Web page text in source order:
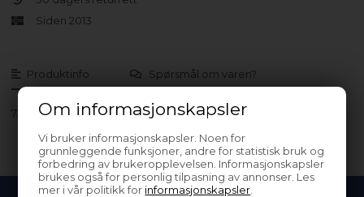
Om informasjonskapsler
Vi bruker informasjonskapsler. Noen for
grunnleggende funksjoner, andre for statistisk bruk og
forbedring av brukeropplevelsen. Informasjonskapsler
brukes også for personlig tilpasning av annonser. Les
mer i vår politikk for informasjonskapsler
Produktinfo Spørsmål om varen?
7233448714
Siden 2013